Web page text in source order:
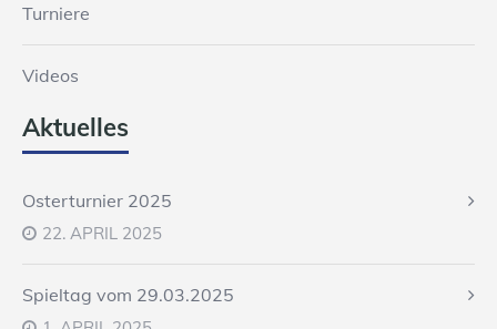
Turniere
Videos
Aktuelles
Osterturnier 2025
22. APRIL 2025
Spieltag vom 29.03.2025